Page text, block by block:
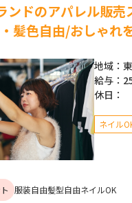
ンドのアパレル販
髪色自由/おしゃれ
地域：
給与：
休日：
ネイル
服装自由髪型自由ネイルOK